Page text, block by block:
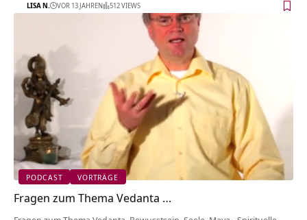
LISA N. VOR 13 JAHREN 512 VIEWS
PODCAST VORTRÄGE
Fragen zum Thema Vedanta …